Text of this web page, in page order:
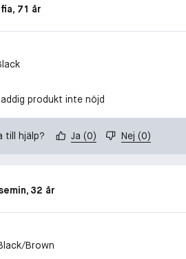
, 71 år
produkt inte nöjd
till hjälp? Ja (0) Nej (0)
, 32 år
Brown